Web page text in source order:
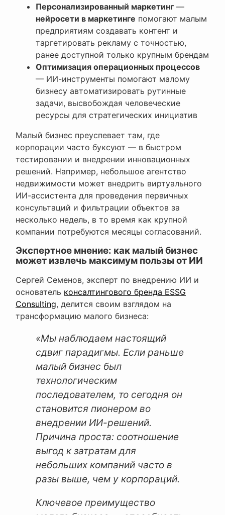
Персонализированный маркетинг —
нейросети в маркетинге помогают малым
предприятиям создавать контент и
таргетировать рекламу с точностью,
ранее доступной только крупным брендам
Оптимизация операционных процессов
— ИИ-инструменты помогают малому
бизнесу автоматизировать рутинные
задачи, высвобождая человеческие
ресурсы для стратегических инициатив
Малый бизнес преуспевает там, где
корпорации часто буксуют — в быстром
тестировании и внедрении инновационных
решений. Например, небольшое агентство
недвижимости может внедрить виртуального
ИИ-ассистента для проведения первичных
консультаций и фильтрации объектов за
несколько недель, в то время как крупной
компании потребуются месяцы согласований.
Экспертное мнение: как малый бизнес
может извлечь максимум пользы от ИИ
Сергей Семенов, эксперт по внедрению ИИ и
основатель консалтингового бренда ESSG
Consulting, делится своим взглядом на
трансформацию малого бизнеса:
«Мы наблюдаем настоящий
сдвиг парадигмы. Если раньше
малый бизнес был
технологическим
последователем, то сегодня он
становится пионером во
внедрении ИИ-решений.
Причина проста: соотношение
выгод к затратам для
небольших компаний часто в
разы выше, чем у корпораций.
Ключевое преимущество